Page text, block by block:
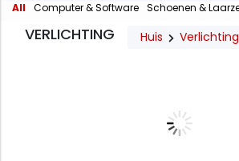
All Computer & Software Schoenen &
VERLICHTING Huis Verlichting